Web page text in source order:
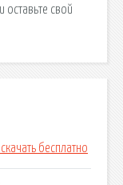
свой
бесплатно